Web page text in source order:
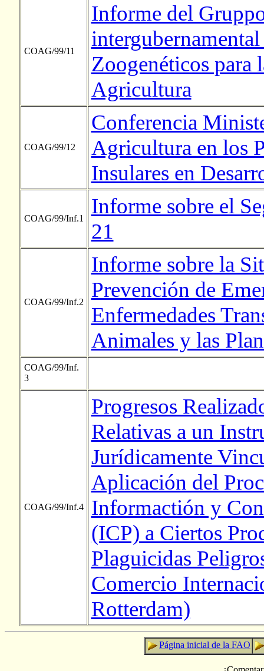
COAG/99/11
Informe del
Zoogenéticos para
Agricultura
COAG/99/12
Conferencia
Agricultura en los
Insulares en
COAG/99/Inf.1
Informe sobre el
21
COAG/99/Inf.2
Informe sobre la
Prevención de
Enfermedades
Animales y las
COAG/99/Inf.
3
COAG/99/Inf.4
Progresos
Relativas a un
Jurídicamente
Aplicación del
Informactión y
(ICP) a Ciertos
Plaguicidas
Comercio
Rotterdam)
Página inicial de la FAO